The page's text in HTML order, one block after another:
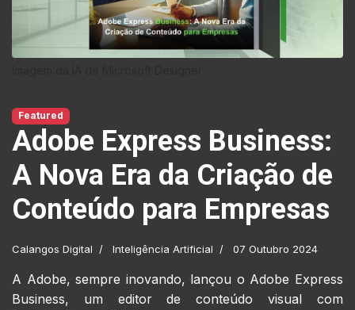
Featured
Adobe Express Business:
A Nova Era da Criação de
Conteúdo para Empresas
Calangos Digital Inteligência Artificial 07 Outubro 2024
A Adobe, sempre inovando, lançou o Adobe Express
Business, um editor de conteúdo visual com